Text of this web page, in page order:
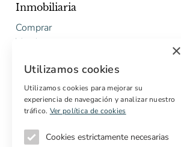
Inmobiliaria
Comprar
Vender
Presupuesto gratuito de rehabilitación
Servicios
Marketing digital
Propiedades off-market
×
Utilizamos cookies
Utilizamos cookies para mejorar su
experiencia de navegación y analizar nuestro
tráfico. Ver política de cookies
Cookies estrictamente necesarias